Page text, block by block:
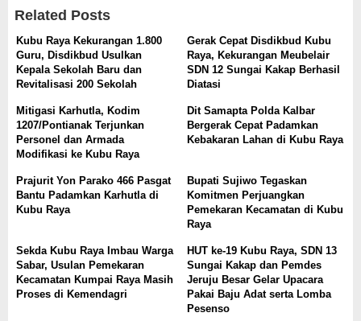
Related Posts
Kubu Raya Kekurangan 1.800
Guru, Disdikbud Usulkan
Kepala Sekolah Baru dan
Revitalisasi 200 Sekolah
Gerak Cepat Disdikbud Kubu
Raya, Kekurangan Meubelair
SDN 12 Sungai Kakap Berhasil
Diatasi
Mitigasi Karhutla, Kodim
1207/Pontianak Terjunkan
Personel dan Armada
Modifikasi ke Kubu Raya
Dit Samapta Polda Kalbar
Bergerak Cepat Padamkan
Kebakaran Lahan di Kubu Raya
Prajurit Yon Parako 466 Pasgat
Bantu Padamkan Karhutla di
Kubu Raya
Bupati Sujiwo Tegaskan
Komitmen Perjuangkan
Pemekaran Kecamatan di Kubu
Raya
Sekda Kubu Raya Imbau Warga
Sabar, Usulan Pemekaran
Kecamatan Kumpai Raya Masih
Proses di Kemendagri
HUT ke-19 Kubu Raya, SDN 13
Sungai Kakap dan Pemdes
Jeruju Besar Gelar Upacara
Pakai Baju Adat serta Lomba
Pesenso